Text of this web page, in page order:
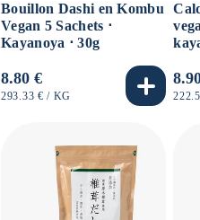
Bouillon Dashi en Kombu
Vegan 5 Sachets ⋅
Kayanoya ⋅ 30g
Precio
habitual
8.80 €
PRECIO
293.33 € / POR
KG